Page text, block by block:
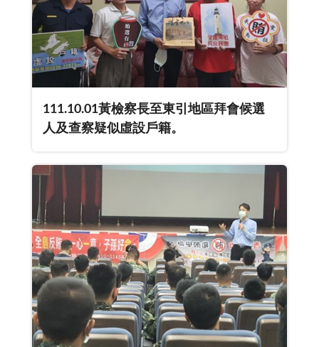
111.10.01黃檢察長至東引地區拜會候選
人及查察疑似虛設戶籍。